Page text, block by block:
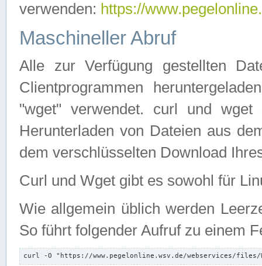
verwenden: https://
Maschineller Abruf
Alle zur Verfügung gestellten
Clientprogrammen
"wget" verwendet. curl und wget
Herunterladen von Dateien aus
dem verschlüsselten Download
Curl und Wget gibt es sowohl für
Wie allgemein üblich werden
So führt folgender Aufruf zu einem
curl -O "https://www.pegelonline.wsv.de/webservices/files/